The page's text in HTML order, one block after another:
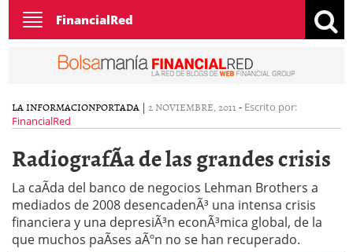
Toggle
navigation
FinancialRed
LA INFORMACIONPORTADA | 2 NOVIEMBRE, 2011 - Escrito por:
FinancialRed
RadiografÃ­a de las grandes crisis
La caÃ­da del banco de negocios Lehman Brothers a
mediados de 2008 desencadenÃ³ una intensa crisis
financiera y una depresiÃ³n econÃ³mica global, de la
que muchos paÃ­ses aÃºn no se han recuperado.